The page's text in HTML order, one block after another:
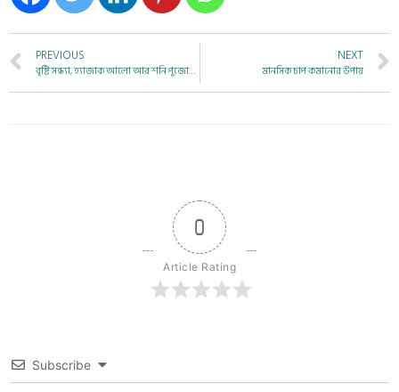
PREVIOUS
বৃষ্টি সন্ধ্যা, হ্যাজাক আলো আর শনি পুজোর সিন্নি
NEXT
মানসিক চাপ কমানোর উপায়
0
Article Rating
Subscribe